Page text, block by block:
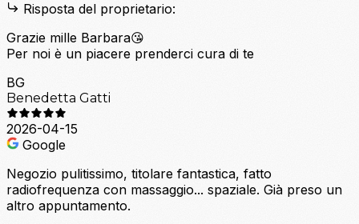
Risposta del proprietario:
Grazie mille Barbara😘
Per noi è un piacere prenderci cura di te
BG
Benedetta Gatti
2026-04-15
Google
Negozio pulitissimo, titolare fantastica, fatto
radiofrequenza con massaggio... spaziale. Già preso un
altro appuntamento.